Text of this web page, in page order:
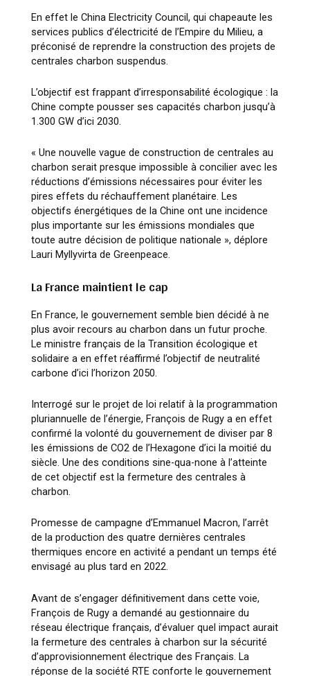
En effet le China Electricity Council, qui chapeaute les
services publics d’électricité de l’Empire du Milieu, a
préconisé de reprendre la construction des projets de
centrales charbon suspendus.
L’objectif est frappant d’irresponsabilité écologique : la
Chine compte pousser ses capacités charbon jusqu’à
1.300 GW d’ici 2030.
« Une nouvelle vague de construction de centrales au
charbon serait presque impossible à concilier avec les
réductions d’émissions nécessaires pour éviter les
pires effets du réchauffement planétaire. Les
objectifs énergétiques de la Chine ont une incidence
plus importante sur les émissions mondiales que
toute autre décision de politique nationale », déplore
Lauri Myllyvirta de Greenpeace.
La France maintient le cap
En France, le gouvernement semble bien décidé à ne
plus avoir recours au charbon dans un futur proche.
Le ministre français de la Transition écologique et
solidaire a en effet réaffirmé l’objectif de neutralité
carbone d’ici l’horizon 2050.
Interrogé sur le projet de loi relatif à la programmation
pluriannuelle de l’énergie, François de Rugy a en effet
confirmé la volonté du gouvernement de diviser par 8
les émissions de CO2 de l’Hexagone d’ici la moitié du
siècle. Une des conditions sine-qua-none à l’atteinte
de cet objectif est la fermeture des centrales à
charbon.
Promesse de campagne d’Emmanuel Macron, l’arrêt
de la production des quatre dernières centrales
thermiques encore en activité a pendant un temps été
envisagé au plus tard en 2022.
Avant de s’engager définitivement dans cette voie,
François de Rugy a demandé au gestionnaire du
réseau électrique français, d’évaluer quel impact aurait
la fermeture des centrales à charbon sur la sécurité
d’approvisionnement électrique des Français. La
réponse de la société RTE conforte le gouvernement